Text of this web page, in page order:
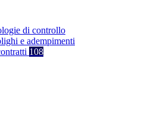
di controllo
e adempimenti
108